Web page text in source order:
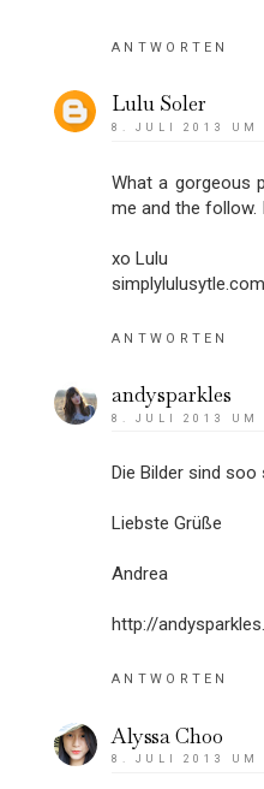
ANTWORTEN
Lulu Soler
8. JULI 2013 UM
What a gorgeous
me and the follow.
xo Lulu
simplylulusytle.com
ANTWORTEN
andysparkles
8. JULI 2013 UM
Die Bilder sind soo
Liebste Grüße
Andrea
http://
ANTWORTEN
Alyssa Choo
8. JULI 2013 UM